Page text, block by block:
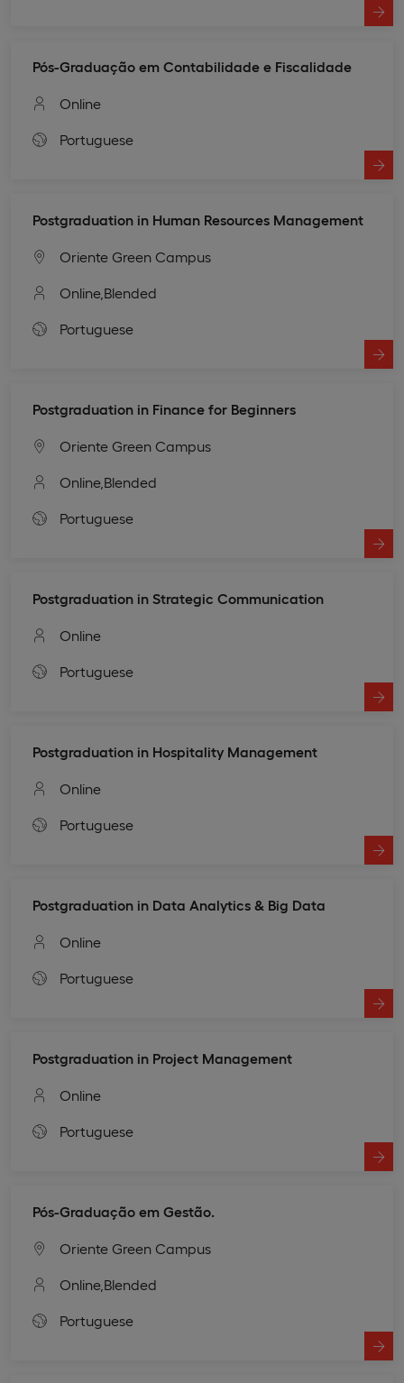
Pós-Graduação em Contabilidade e Fiscalidade
Online
Portuguese
Postgraduation in Human Resources Management
Oriente Green Campus
Online, Blended
Portuguese
Postgraduation in Finance for Beginners
Oriente Green Campus
Online, Blended
Portuguese
Postgraduation in Strategic Communication
Online
Portuguese
Postgraduation in Hospitality Management
Online
Portuguese
Postgraduation in Data Analytics & Big Data
Online
Portuguese
Postgraduation in Project Management
Online
Portuguese
Pós-Graduação em Gestão.
Oriente Green Campus
Online, Blended
Portuguese